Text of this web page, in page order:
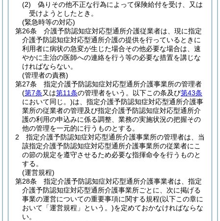
(2)
偽りその他不正な行為によって保険給付を受け、又は
受けようとしたとき。
(緊急時等の対応)
第26条
介護予防認知症対応型通所介護従業者は、現に指定
介護予防認知症対応型通所介護の提供を行っているときに
利用者に病状の急変が生じた場合その他必要な場合は、速
やかに主治の医師への連絡を行う等の必要な措置を講じな
ければならない。
(管理者の責務)
第27条
指定介護予防認知症対応型通所介護事業所の管理者
(第7条又は第11条の管理者をいう。以下この条及び第43条
において同じ。)は、指定介護予防認知症対応型通所介護事
業所の従業者の管理及び指定介護予防認知症対応型通所介
護の利用の申込みに係る調整、業務の実施状況の把握その
他の管理を一元的に行うものとする。
2
指定介護予防認知症対応型通所介護事業所の管理者は、当
該指定介護予防認知症対応型通所介護事業所の従業者にこ
の節の規定を遵守させるため必要な指揮命令を行うものと
する。
(運営規程)
第28条
指定介護予防認知症対応型通所介護事業者は、指定
介護予防認知症対応型通所介護事業所ごとに、次に掲げる
事業の運営についての重要事項に関する規程(以下この章に
おいて「運営規程」という。)を定めておかなければならな
い。